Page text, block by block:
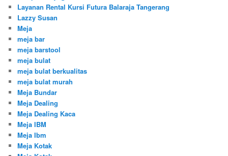
Layanan Rental Kursi Futura Balaraja Tangerang
Lazzy Susan
Meja
meja bar
meja barstool
meja bulat
meja bulat berkualitas
meja bulat murah
Meja Bundar
Meja Dealing
Meja Dealing Kaca
Meja IBM
Meja Ibm
Meja Kotak